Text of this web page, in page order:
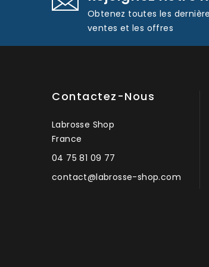
Obtenez toutes les
ventes et les offres
Contactez-Nous
Labrosse Shop
France
04 75 81 09 77
contact@labrosse-shop.com